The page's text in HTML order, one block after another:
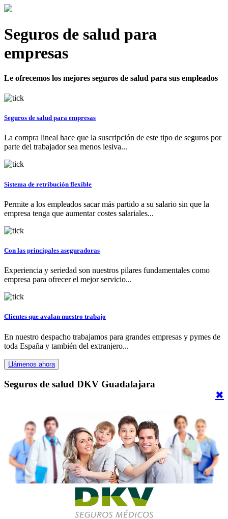
Seguros de salud para
empresas
Le ofrecemos los mejores seguros de salud para sus empleados
Seguros de salud para empresas
La compra lineal hace que la suscripción de este tipo de seguros por
parte del trabajador sea menos lesiva...
Sistema de retribución flexible
Permite a los empleados sacar más partido a su salario sin que la
empresa tenga que aumentar costes salariales...
Con las principales aseguradoras
Experiencia y seriedad son nuestros pilares fundamentales como
empresa para ofrecer el mejor servicio...
Clientes que avalan nuestro trabajo
En nuestro despacho trabajamos para grandes empresas y pymes de
toda España y también del extranjero...
Llámenos ahora
✖
Seguros de salud DKV Guadalajara